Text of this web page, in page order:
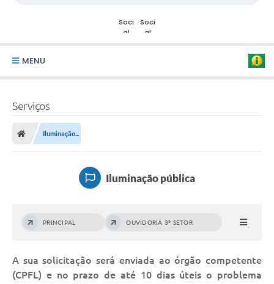
MENU
Ouvidoria
Publicações Oficias
Utilidade Pública
Informações
Serviços
Iluminação...
Iluminação pública
PRINCIPAL OUVIDORIA 3º SETOR
A sua solicitação será enviada ao órgão competente
(CPFL) e no prazo de até 10 dias úteis o problema